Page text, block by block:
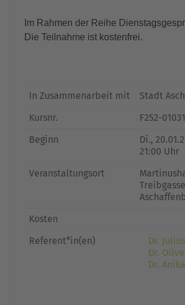
Im Rahmen der Reihe
Die Teilnahme ist kostenfrei.
In Zusammenarbeit mit
Stadt
Kursnr.
F252-01031
Beginn
Di.,
21:00 Uhr
Veranstaltungsort
Kosten
Referent*in(en)
Dr.
Dr.
Dr.